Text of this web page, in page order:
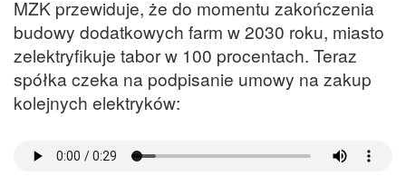
MZK przewiduje, że do momentu zakończenia
budowy dodatkowych farm w 2030 roku, miasto
zelektryfikuje tabor w 100 procentach. Teraz
spółka czeka na podpisanie umowy na zakup
kolejnych elektryków: